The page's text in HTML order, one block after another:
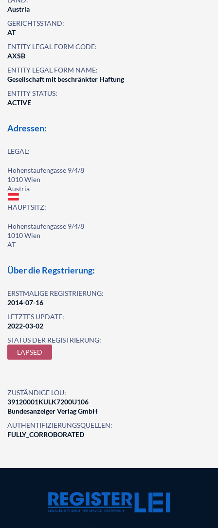
Austria
GERICHTSSTAND:
AT
ENTITY LEGAL FORM CODE:
AXSB
ENTITY LEGAL FORM NAME:
Gesellschaft mit beschränkter Haftung
ENTITY STATUS:
ACTIVE
Adressen:
LEGAL:
Hohenstaufengasse 9/4/8
1010 Wien
Austria
HAUPTSITZ:
Hohenstaufengasse 9/4/8
1010 Wien
AT
Über die Regstrierung:
ERSTMALIGE REGISTRIERUNG:
2014-07-16
LETZTES UPDATE:
2022-03-02
STATUS DER REGISTRIERUNG:
LAPSED
ZUSTÄNDIGE LOU:
39120001KULK7200U106
Bundesanzeiger Verlag GmbH
AUTHENTIFIZIERUNGSQUELLEN:
FULLY_CORROBORATED